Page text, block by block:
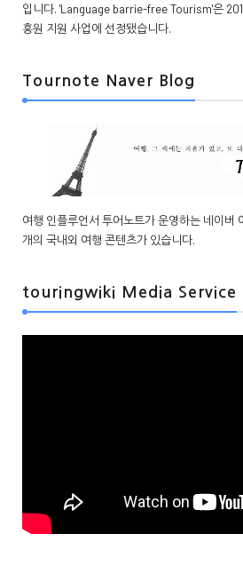
입니다. 'Language barrie-free Tourism'은
흥원 지원 사업에 선정됐습니다.
Tournote Naver Blog
여행 인플루언서 투어노트가 운영하는 네이버
개의 국내외 여행 콘텐츠가 있습니다.
touringwiki Media Service